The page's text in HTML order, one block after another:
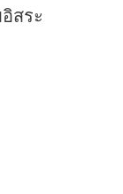
สระ